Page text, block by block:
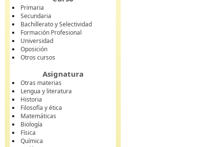
Primaria
Secundaria
Bachillerato y Selectividad
Formación Profesional
Universidad
Oposición
Otros cursos
Asignatura
Otras materias
Lengua y literatura
Historia
Filosofía y ética
Matemáticas
Biología
Física
Química